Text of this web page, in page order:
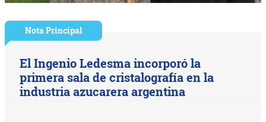
Nota Principal
El Ingenio Ledesma incorporó la
primera sala de cristalografía en la
industria azucarera argentina